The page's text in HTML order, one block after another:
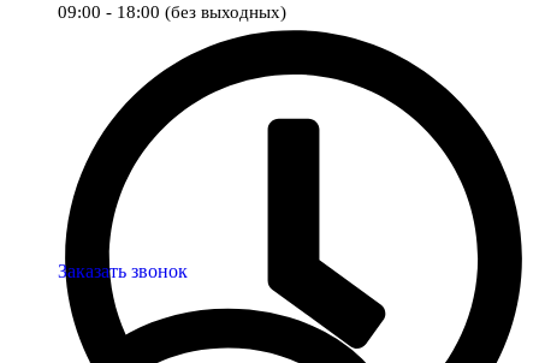
09:00 - 18:00 (без выходных)
Заказать звонок